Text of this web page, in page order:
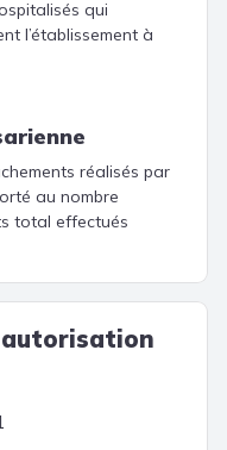
qui
l’établissement à
réalisés par
au nombre
total effectués